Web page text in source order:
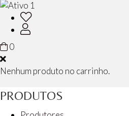
0
Nenhum produto no carrinho.
PRODUTOS